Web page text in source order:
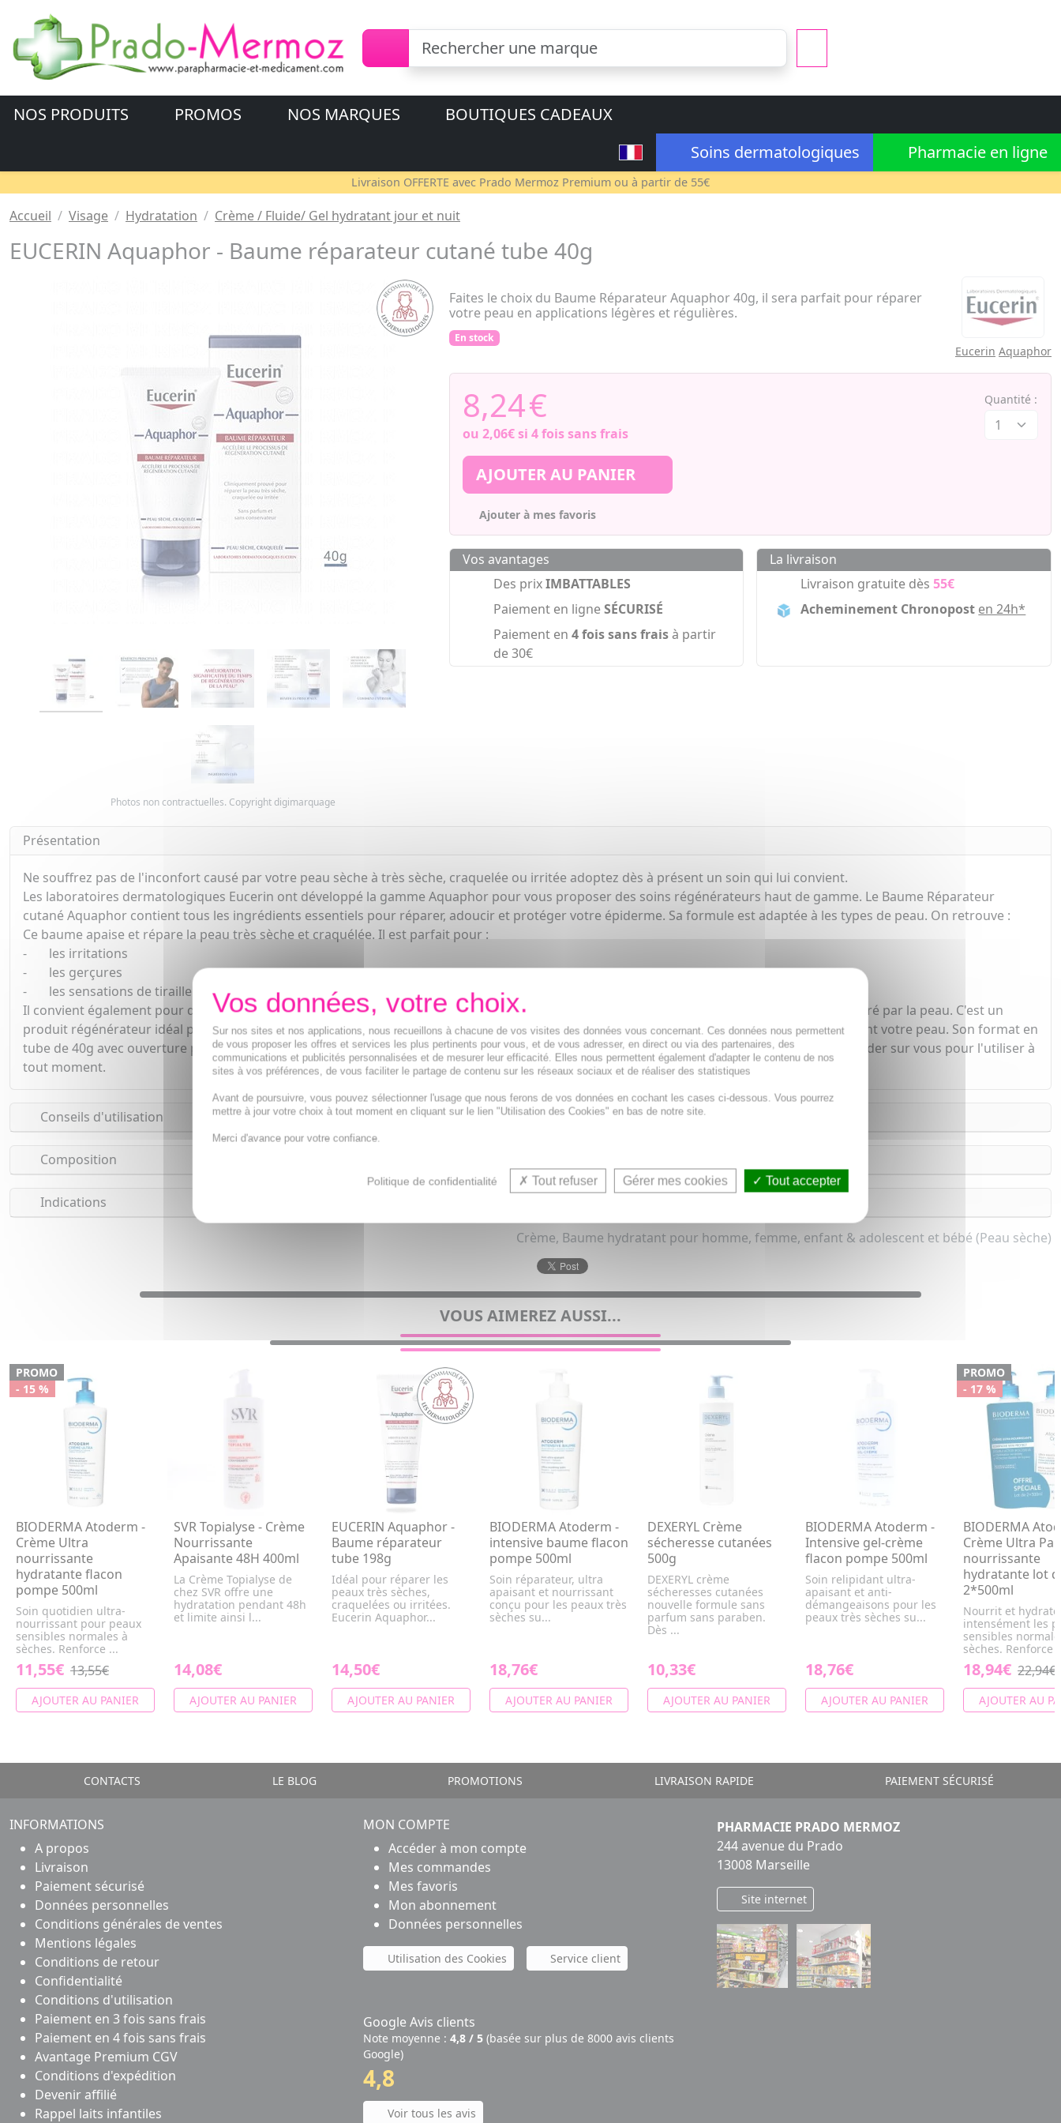
NOS PRODUITS PROMOS NOS MARQUES
BOUTIQUES CADEAUX
Soins dermatologiques
Pharmacie en ligne
Livraison OFFERTE avec Prado Mermoz Premium ou à partir de 55€
Accueil Visage Hydratation Crème / Fluide/ Gel hydratant jour et nuit
EUCERIN Aquaphor - Baume réparateur cutané tube 40g
Photos non contractuelles. Copyright digimarquage
Faites le choix du Baume Réparateur Aquaphor 40g, il sera parfait pour réparer
votre peau en applications légères et régulières.
En stock
Eucerin Aquaphor
8,24€
ou 2,06€si 4 fois sans frais
Quantité :
AJOUTER AU PANIER
Ajouter à mes favoris
Vos avantages
Des prixIMBATTABLES
Paiement en ligneSÉCURISÉ
Paiement en 4 fois sans fraisà partir
de 30€
La livraison
Livraison gratuite dès55€
Acheminement Chronopost en 24h*
Présentation
Ne souffrez pas de l'inconfort causé par votre peau sèche à très sèche, craquelée ou irritée adoptez dès à présent un soin qui lui convient.
Les laboratoires dermatologiques Eucerin ont développé la gamme Aquaphor pour vous proposer des soins régénérateurs haut de gamme. Le Baume Réparateur
cutané Aquaphor contient tous les ingrédients essentiels pour réparer, adoucir et protéger votre épiderme. Sa formule est adaptée à les types de peau. On retrouve :
Ce baume apaise et répare la peau très sèche et craquélée. Il est parfait pour :
- les irritations
- les gerçures
- les sensations de tiraillements
Il convient également pour des soins après des interventions dermatologiques mineures comme le laser par exemple. Le baume est bien toléré par la peau. C'est un
produit régénérateur idéal pour accélérer le processus de reconstruction de la peau. Grâce à sa formule adaptée, le baume pénètre facilement votre peau. Son format en
tube de 40g avec ouverture pratique en fait un compagnon indispensable dans votre panoplie de soins dermatologiques : vous pouvez le garder sur vous pour l'utiliser à
tout moment.
Conseils d'utilisation
Composition
Indications
Crème, Baume hydratant pour homme, femme, enfant & adolescent et bébé (Peau sèche)
VOUS AIMEREZ AUSSI...
PROMO
- 15 %
BIODERMA Atoderm -
Crème Ultra
nourrissante
hydratante flacon
pompe 500ml
Soin quotidien ultra-
nourrissant pour peaux
sensibles normales à
sèches. Renforce ...
11,55€ 13,55€
AJOUTER AU PANIER
SVR Topialyse - Crème
Nourrissante
Apaisante 48H 400ml
La Crème Topialyse de
chez SVR offre une
hydratation pendant 48h
et limite ainsi l...
14,08€
AJOUTER AU PANIER
EUCERIN Aquaphor -
Baume réparateur
tube 198g
Idéal pour réparer les
peaux très sèches,
craquelées ou irritées.
Eucerin Aquaphor...
14,50€
AJOUTER AU PANIER
BIODERMA Atoderm -
intensive baume flacon
pompe 500ml
Soin réparateur, ultra
apaisant et nourrissant
conçu pour les peaux très
sèches su...
18,76€
AJOUTER AU PANIER
DEXERYL Crème
sécheresse cutanées
500g
DEXERYL crème
sécheresses cutanées
nouvelle formule sans
parfum sans paraben.
Dès ...
10,33€
AJOUTER AU PANIER
BIODERMA Atoderm -
Intensive gel-crème
flacon pompe 500ml
Soin relipidant ultra-
apaisant et anti-
démangeaisons pour les
peaux très sèches su...
18,76€
AJOUTER AU PANIER
PROMO
- 17 %
BIODERMA
Crème Ultra
nourrissante
hydratante lot
2*500ml
Nourrit et hydrate
intensément les
sensibles
sèches. Renforce
18,94€ 22,94€
AJOUTER AU
CONTACTS LE BLOG PROMOTIONS LIVRAISON RAPIDE PAIEMENT SÉCURISÉ
INFORMATIONS
A propos
Livraison
Paiement sécurisé
Données personnelles
Conditions générales de ventes
Mentions légales
Conditions de retour
Confidentialité
Conditions d'utilisation
Paiement en 3 fois sans frais
Paiement en 4 fois sans frais
Avantage Premium CGV
Conditions d'expédition
Devenir affilié
Rappel laits infantiles
MON COMPTE
Accéder à mon compte
Mes commandes
Mes favoris
Mon abonnement
Données personnelles
Utilisation des Cookies Service client
Google Avis clients
Note moyenne : 4,8 / 5 (basée sur plus de 8000 avis clients
Google)
4,8
Voir tous les avis
PHARMACIE PRADO MERMOZ
244 avenue du Prado
13008 Marseille
Site internet
Sur nos sites et nos applications, nous recueillons à chacune de vos visites des données vous concernant. Ces données nous permettent
de vous proposer les offres et services les plus pertinents pour vous, et de vous adresser, en direct ou via des partenaires, des
communications et publicités personnalisées et de mesurer leur efficacité. Elles nous permettent également d'adapter le contenu de nos
sites à vos préférences, de vous faciliter le partage de contenu sur les réseaux sociaux et de réaliser des statistiques
Avant de poursuivre, vous pouvez sélectionner l'usage que nous ferons de vos données en cochant les cases ci-dessous. Vous pourrez
mettre à jour votre choix à tout moment en cliquant sur le lien "Utilisation des Cookies" en bas de notre site.
Merci d'avance pour votre confiance.
Politique de confidentialité Tout refuser Gérer mes cookies Tout accepter